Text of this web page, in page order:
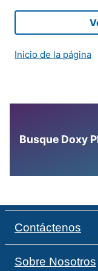
Inicio de la página
Busque Doxy
Contáctenos
Sobre Nosotros